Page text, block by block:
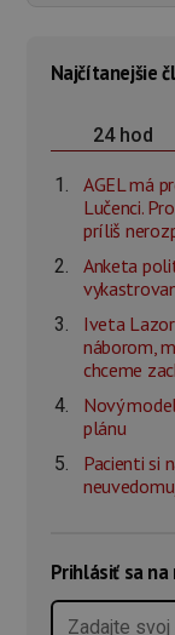
Najčítanejšie
24 hod
AGEL má
Lučenci.
príliš
Anketa
Iveta
náborom,
chceme
Nový
plánu
Pacienti si
Prihlásiť sa